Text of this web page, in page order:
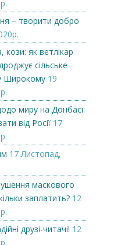
– творити добро
як ветлікар
сільське
Широкому 19
миру на Донбасі:
від Росії 17
17 Листопад,
маскового
заплатить? 12
друзі-читачі! 12